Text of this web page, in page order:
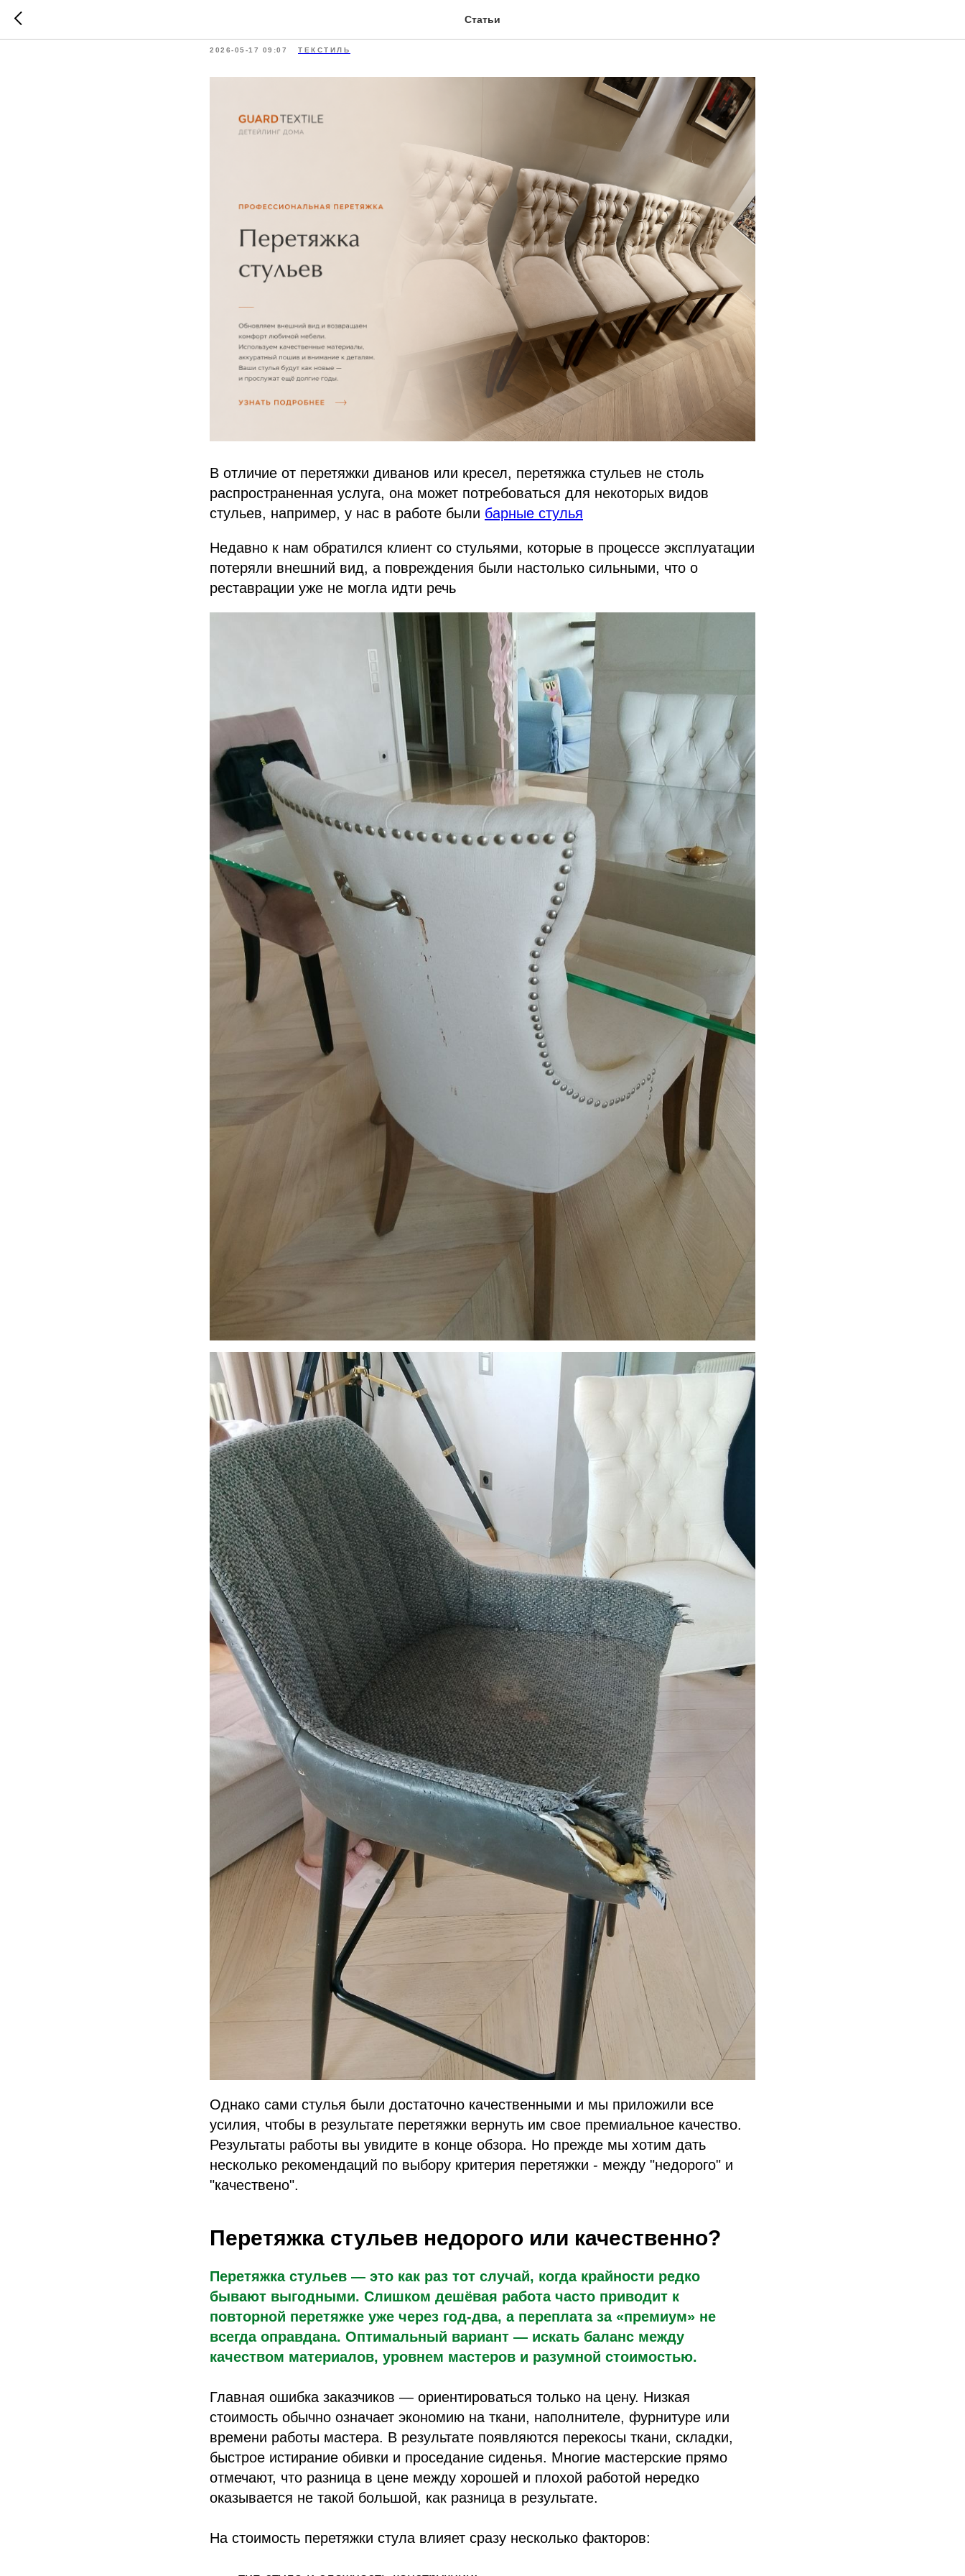
Статьи
2026-05-17 09:07 ТЕКСТИЛЬ
В отличие от перетяжки диванов или кресел, перетяжка стульев не столь
распространенная услуга, она может потребоваться для некоторых видов
стульев, например, у нас в работе были барные стулья
Недавно к нам обратился клиент со стульями, которые в процессе эксплуатации
потеряли внешний вид, а повреждения были настолько сильными, что о
реставрации уже не могла идти речь
Однако сами стулья были достаточно качественными и мы приложили все
усилия, чтобы в результате перетяжки вернуть им свое премиальное качество.
Результаты работы вы увидите в конце обзора. Но прежде мы хотим дать
несколько рекомендаций по выбору критерия перетяжки - между "недорого" и
"качествено".
Перетяжка стульев недорого или качественно?
Перетяжка стульев — это как раз тот случай, когда крайности редко
бывают выгодными. Слишком дешёвая работа часто приводит к
повторной перетяжке уже через год-два, а переплата за «премиум» не
всегда оправдана. Оптимальный вариант — искать баланс между
качеством материалов, уровнем мастеров и разумной стоимостью.
Главная ошибка заказчиков — ориентироваться только на цену. Низкая
стоимость обычно означает экономию на ткани, наполнителе, фурнитуре или
времени работы мастера. В результате появляются перекосы ткани, складки,
быстрое истирание обивки и проседание сиденья. Многие мастерские прямо
отмечают, что разница в цене между хорошей и плохой работой нередко
оказывается не такой большой, как разница в результате.
На стоимость перетяжки стула влияет сразу несколько факторов: